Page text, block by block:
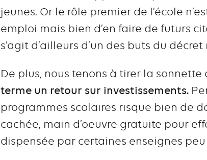
jeunes. Or le rôle premier de l’école
emploi mais bien d’en faire de futurs
s’agit d’ailleurs d’un des buts du décret
De plus, nous tenons à tirer la sonnette
terme un retour sur investissements.
programmes scolaires risque bien de
cachée, main d’oeuvre gratuite pour
dispensée par certaines enseignes